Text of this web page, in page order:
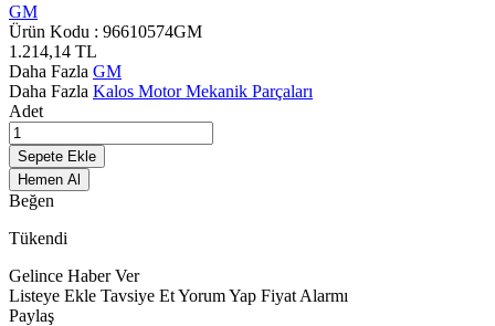
GM
Ürün Kodu : 96610574GM
1.214,14 TL
Daha Fazla GM
Daha Fazla Kalos Motor Mekanik Parçaları
Adet
Sepete Ekle
Hemen Al
Beğen
Tükendi
Gelince Haber Ver
Listeye Ekle Tavsiye EtYorum Yap Fiyat Alarmı
Paylaş